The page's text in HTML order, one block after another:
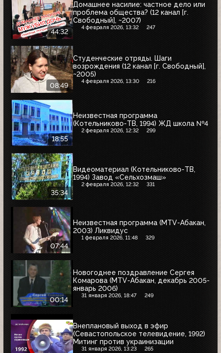
44:32
Домашнее насилие: частное дело или
проблема общества? (12 канал [г.
Свободный], ~2007)
4 февраля 2026, 13:32 247
08:49
Студенческие отряды. Шаги
возрождения (12 канал [г. Свободный],
~2005)
4 февраля 2026, 13:30 216
18:55
Неизвестная программа
(Котельниково-ТВ, 1994) ЖД школа №4
2 февраля 2026, 12:32 299
35:34
Видеоматериал (Котельниково-ТВ,
1994) Завод «Сельхозмаш»
2 февраля 2026, 12:32 331
07:44
Неизвестная программа (MTV-Абакан,
2003) Ликвидус
1 февраля 2026, 11:48 329
00:14
Новогоднее поздравление Сергея
Комарова (MTV-Абакан, декабрь 2005-
январь 2006)
31 января 2026, 18:47 249
Внеплановый выход в эфир
(Севастопольское телевидение, 1992)
Митинг против украинизации
31 января 2026, 13:23 265